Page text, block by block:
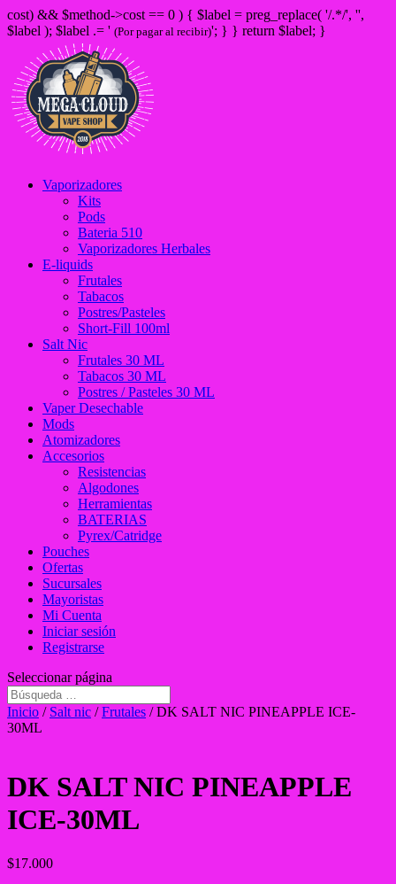
cost) && $method->cost == 0 ) { $label = preg_replace( '/.*/', '',
$label ); $label .= ' (Por pagar al recibir)'; } } return $label; }
Vaporizadores
Kits
Pods
Bateria 510
Vaporizadores Herbales
E-liquids
Frutales
Tabacos
Postres/Pasteles
Short-Fill 100ml
Salt Nic
Frutales 30 ML
Tabacos 30 ML
Postres / Pasteles 30 ML
Vaper Desechable
Mods
Atomizadores
Accesorios
Resistencias
Algodones
Herramientas
BATERIAS
Pyrex/Catridge
Pouches
Ofertas
Sucursales
Mayoristas
Mi Cuenta
Iniciar sesión
Registrarse
Seleccionar página
Inicio / Salt nic /Frutales / DK SALT NIC PINEAPPLE ICE-
30ML
DK SALT NIC PINEAPPLE
ICE-30ML
$17.000